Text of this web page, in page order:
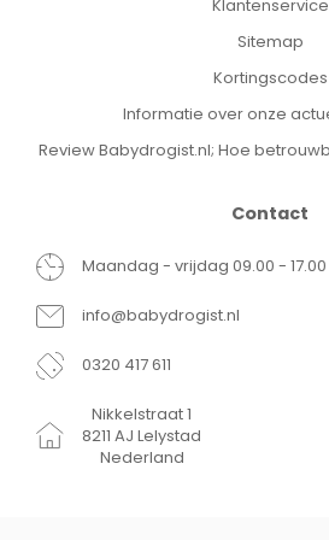
Klantenservice
Sitemap
Kortingscodes
Informatie over onze
Review Babydrogist.nl; Hoe
Contact
Maandag - vrijdag 09.00 - 17.00
info@babydrogist.nl
0320 417 611
Nikkelstraat 1
8211 AJ Lelystad
Nederland